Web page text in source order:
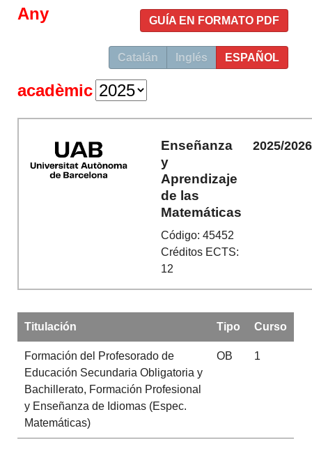
GUÍA EN FORMATO PDF
Catalán Inglés ESPAÑOL
Any
acadèmic
Enseñanza
y
Aprendizaje
de las
Matemáticas
Código: 45452
Créditos ECTS:
12
2025/2026
Titulación Tipo Curso
Formación del Profesorado de
Educación Secundaria Obligatoria y
Bachillerato, Formación Profesional
y Enseñanza de Idiomas (Espec.
Matemáticas)
OB 1